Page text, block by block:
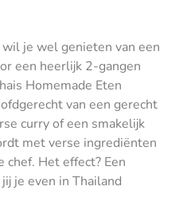
je wel genieten van een
een heerlijk 2-gangen
Homemade Eten
van een gerecht
curry of een smakelijk
met verse ingrediënten
chef. Het effect? Een
je even in Thailand